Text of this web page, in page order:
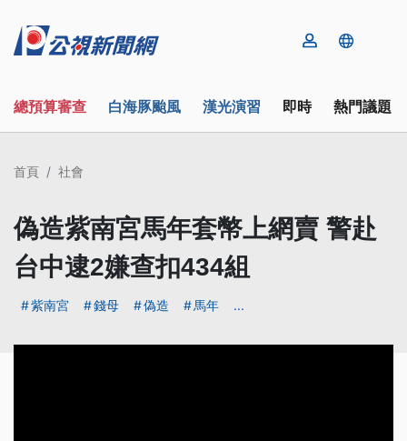
總預算審查 白海豚颱風 漢光演習 即時 熱門議題
首頁 社會
偽造紫南宮馬年套幣上網賣 警赴
台中逮2嫌查扣434組
紫南宮 錢母 偽造 馬年 ...